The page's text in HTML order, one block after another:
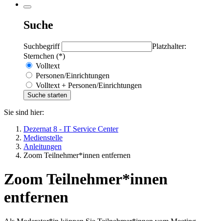
Suche
Suchbegriff
Platzhalter:
Sternchen (*)
Volltext
Personen/Einrichtungen
Volltext + Personen/Einrichtungen
Sie sind hier:
Dezernat 8 - IT Service Center
Medienstelle
Anleitungen
Zoom Teilnehmer*innen entfernen
Zoom Teilnehmer*innen
entfernen